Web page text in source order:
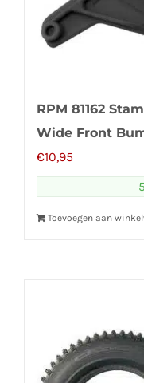
RPM 81162
Wide Front
€10,95
Toevoegen aan